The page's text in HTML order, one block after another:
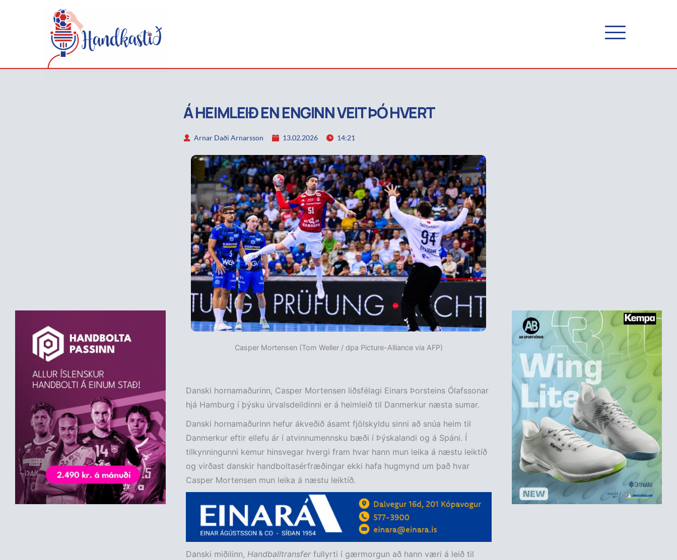
Á HEIMLEIÐ EN ENGINN VEIT ÞÓ HVERT
Arnar Daði Arnarsson 13.02.2026 14:21
Casper Mortensen (Tom Weller / dpa Picture-Alliance via AFP)
Danski hornamaðurinn, Casper Mortensen liðsfélagi Einars Þorsteins Ólafssonar
hjá Hamburg í þýsku úrvalsdeildinni er á heimleið til Danmerkur næsta sumar.
Danski hornamaðurinn hefur ákveðið ásamt fjölskyldu sinni að snúa heim til
Danmerkur eftir ellefu ár í atvinnumennsku bæði í Þýskalandi og á Spáni. Í
tilkynningunni kemur hinsvegar hvergi fram hvar hann mun leika á næstu leiktíð
og virðast danskir handboltasérfræðingar ekki hafa hugmynd um það hvar
Casper Mortensen mun leika á næstu leiktíð.
Danski miðilinn, Handballtransferfullyrti í gærmorgun að hann væri á leið til